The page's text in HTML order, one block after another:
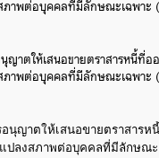
ภาพต่อบุคคลที่มีลักษณะเฉพา
ญาตให้เสนอขายตราสารหนี้ที่
ภาพต่อบุคคลที่มีลักษณะเฉพาะ
นุญาตให้เสนอขายตราสาร
ปลงสภาพต่อบุคคลที่มีลักษณะ